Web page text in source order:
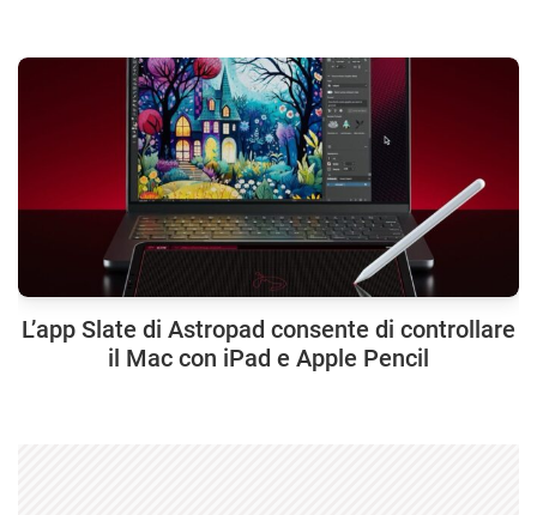
L’app Slate di Astropad consente di controllare
il Mac con iPad e Apple Pencil